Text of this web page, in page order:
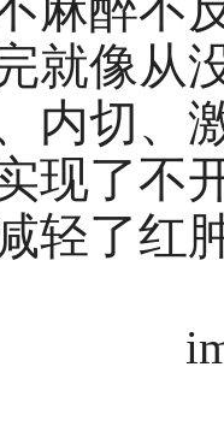
就像从
内切、
现了不
轻了红